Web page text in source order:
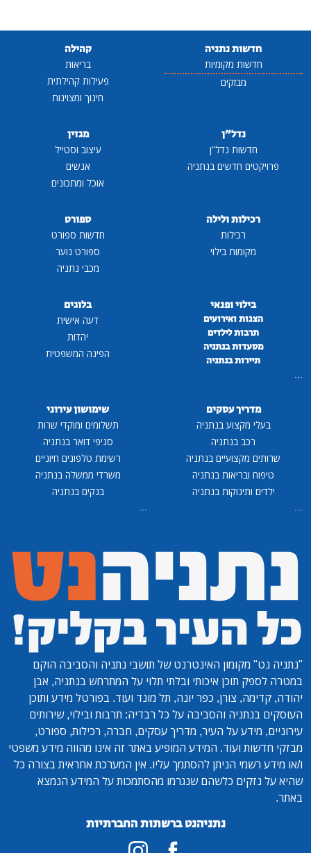
חדשות נתניה
חדשות מקומיות
מבזקים
קהילה
בריאות
פעילות קהילתית
חינוך ומצוינות
נדל"ן
חדשות נדל"ן
פרויקטים חדשים בנתניה
מגזין
עיצוב וסטייל
אנשים
אוכל ומתכונים
רכילות ולילה
רכילות
מקומות בילוי
ספורט
חדשות ספורט
ספורט נוער
מכבי נתניה
בילוי ופנאי
הצגות ואירועים
תרבות לילדים
מסעדות בנתניה
תיירות בנתניה
בלוגים
דעה אישית
יהדות
הפינה המשפטית
מדריך עסקים
בעלי מקצוע בנתניה
רכב בנתניה
שרותים מקצועיים בנתניה
טיפוח ובריאות בנתניה
ילדים ותינוקות בנתניה
שימושון עירוני
תשלומים ומוקדי שרות
סניפי דואר בנתניה
רשימת טלפונים חיוניים
משרדי ממשלה בנתניה
בנקים בנתניה
"נתניה נט" מקומון האינטרנט של תושבי נתניה והסביבה הוקם
במטרה לספק תוכן איכותי ובלתי תלוי על המתרחש בנתניה, אבן
יהודה, קדימה, צורן, כפר יונה, תל מונד ועוד. בפורטל מידע ותוכן
העוסקים בנתניה והסביבה על כל רבדיה: תרבות ובילוי, שירותים
עירוניים, מידע על העיר, מדריך עסקים, חברה, רכילות, ספורט,
מבזקי חדשות ועוד. המידע המופיע באתר זה אינו מהווה מידע משפטי
ו/או מידע רשמי הניתן להסתמך עליו. אין המערכת אחראית בצורה כל
שהיא על נזקים כלשהם שנגרמו מהסתמכות על המידע הנמצא
באתר.
נתניהנט ברשתות החברתיות